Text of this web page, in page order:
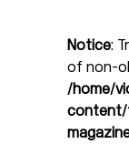
Notice:
of non-
/home/
content/